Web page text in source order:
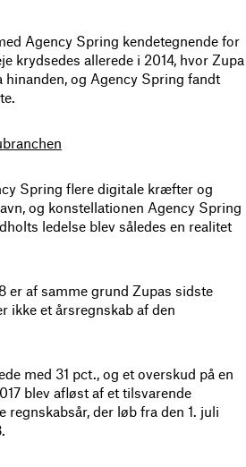
Agency Spring kendetegnende for
krydsedes allerede i 2014, hvor Zupa
hinanden, og Agency Spring fandt
Spring flere digitale kræfter og
og konstellationen Agency Spring
ledelse blev således en realitet
er af samme grund Zupas sidste
ikke et årsregnskab af den
med 31 pct., og et overskud på en
blev afløst af et tilsvarende
regnskabsår, der løb fra den 1. juli